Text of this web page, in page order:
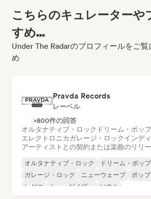
こちらのキュレーターや
すめ...
Under The Radarのプロフィールをご
め
Pravda Records
レーベル
>800件の回答
オルタナティブ・ロック ドリーム・ポップ
エレクトロニカガレージ・ロックインデ
アーティストとの契約または楽曲のリリ
オルタナティブ・ロック
ドリーム・ポップ
ガレージ・ロック
ニューウェーブ
ポッ
レゲエ
シューゲイザー ソウル